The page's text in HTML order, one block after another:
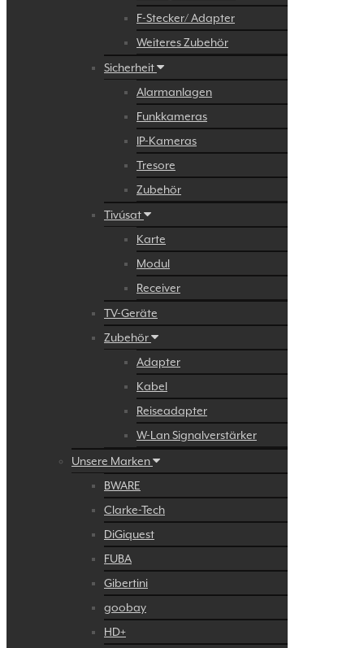
F-Stecker/ Adapter
Weiteres Zubehör
Sicherheit
Alarmanlagen
Funkkameras
IP-Kameras
Tresore
Zubehör
Tivúsat
Karte
Modul
Receiver
TV-Geräte
Zubehör
Adapter
Kabel
Reiseadapter
W-Lan Signalverstärker
Unsere Marken
BWARE
Clarke-Tech
DiGiquest
FUBA
Gibertini
goobay
HD+